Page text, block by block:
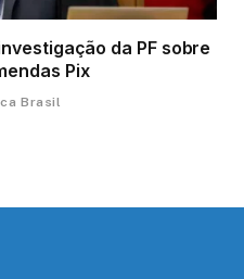
da PF sobre
Pix
Brasil